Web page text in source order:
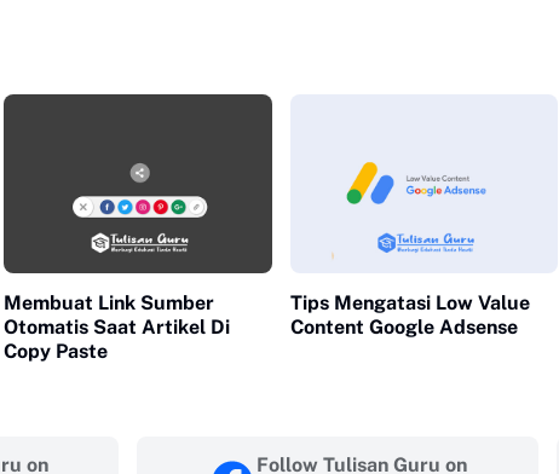
Membuat Link Sumber
Otomatis Saat Artikel Di
Copy Paste
Tips Mengatasi Low Value
Content Google Adsense
on Follow Tulisan Guru on